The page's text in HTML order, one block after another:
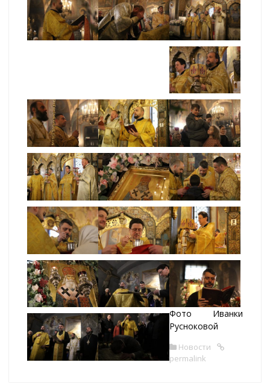
Фото Иванки
Русноковой
Новости
permalink